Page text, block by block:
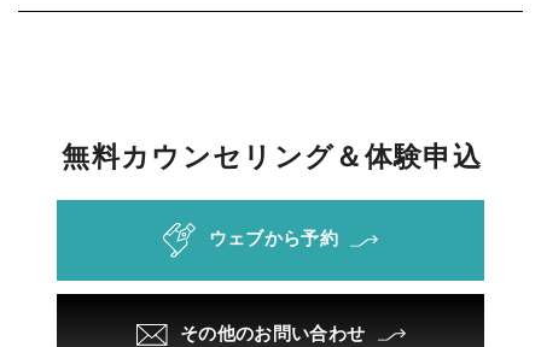
無料カ ウ ンセ リ ング＆体験申込
ウェブから予約
その他のお問い合わせ